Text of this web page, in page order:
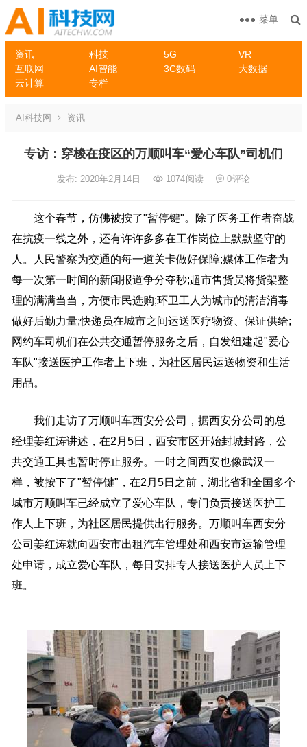
资讯 科技 5G
VR
互联网
AI智能 3C数码
大数据
云计算
专栏
菜单
AI科技网 资讯
专访：穿梭在疫区的万顺叫车“爱心车队”司机们
发布: 2020年2月14日 1074阅读 0评论
这个春节，仿佛被按了"暂停键"。除了医务工作者奋战
在抗疫一线之外，还有许许多多在工作岗位上默默坚守的
人。人民警察为交通的每一道关卡做好保障;媒体工作者为
每一次第一时间的新闻报道争分夺秒;超市售货员将货架整
理的满满当当，方便市民选购;环卫工人为城市的清洁消毒
做好后勤力量;快递员在城市之间运送医疗物资、保证供给;
网约车司机们在公共交通暂停服务之后，自发组建起"爱心
车队"接送医护工作者上下班，为社区居民运送物资和生活
用品。
我们走访了万顺叫车西安分公司，据西安分公司的总
经理姜红涛讲述，在2月5日，西安市区开始封城封路，公
共交通工具也暂时停止服务。一时之间西安也像武汉一
样，被按下了"暂停键"，在2月5日之前，湖北省和全国多个
城市万顺叫车已经成立了爱心车队，专门负责接送医护工
作人上下班，为社区居民提供出行服务。万顺叫车西安分
公司姜红涛就向西安市出租汽车管理处和西安市运输管理
处申请，成立爱心车队，每日安排专人接送医护人员上下
班。